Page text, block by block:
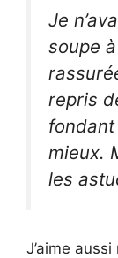
Je
soupe à
repris
mieux.
les
J’aime